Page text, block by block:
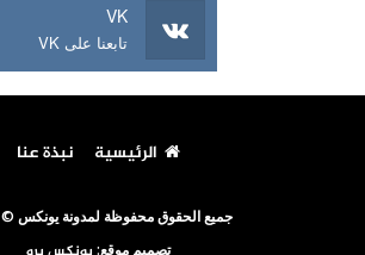
VK
تابعنا على VK
الرئيسية نبذة عنا
جميع الحقوق محفوظة لمدونة يونكس © 2026
تصميم موقع: